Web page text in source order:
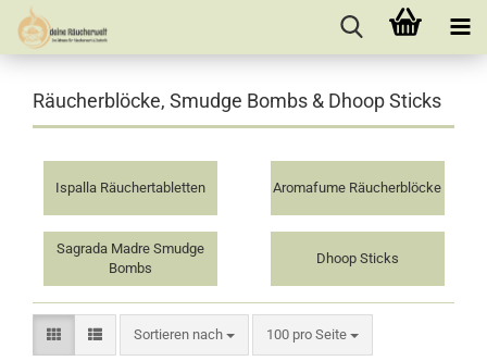
Räucherblöcke, Smudge Bombs & Dhoop Sticks
Ispalla Räuchertabletten Aromafume Räucherblöcke
Sagrada Madre Smudge
Bombs
Dhoop Sticks
Sortieren nach
Sortieren nach 100 pro Seite
pro Seite